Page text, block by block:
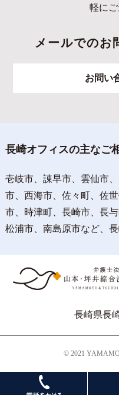
軽に
メールでのお
お問い
長崎オフィスの主なご
壱岐市、諌早市、雲仙市
市、西海市、佐々町、佐
市、時津町、長崎市、長
松浦市、南島原市など、
長崎県長
© 2021